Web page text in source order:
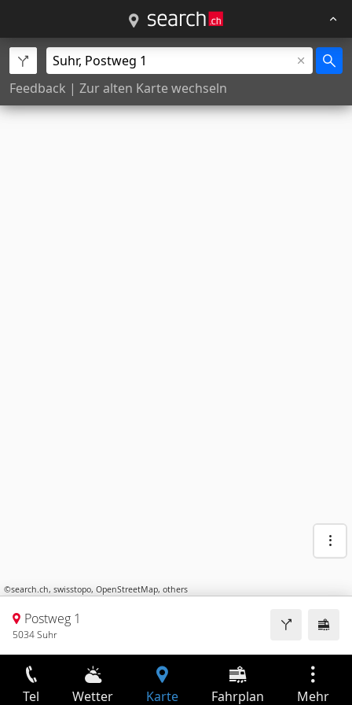
Feedback | Zur alten Karte wechseln
©search.ch, swisstopo, OpenStreetMap, others
Postweg 1
5034 Suhr
Tel Wetter Karte Fahrplan Mehr